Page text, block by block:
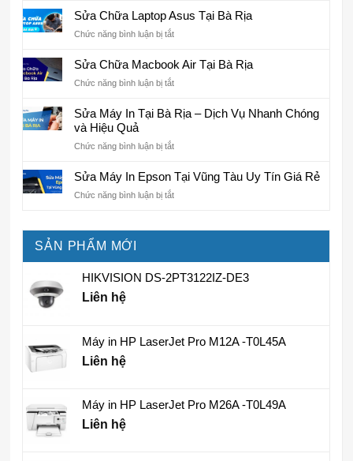
Công
Thương
Công
hộ
doanh
uy
lấy
liền?
Cao
Suất
Dịch
HP
Bà
Sửa Chữa Laptop Asus Tại Bà Rịa
Chức năng bình luận bị tắtở
Chữa
Asus
Bà
Sửa Chữa Macbook Air Tại Bà Rịa
Chức năng bình luận bị tắtở
Chữa
Macbook
Tại
Rịa
Sửa Máy In Tại Bà Rịa – Dịch Vụ Nhanh Chóng
và Hiệu Quả
Chức năng bình luận bị tắtở
Máy
Tại
Nhanh
Sửa Máy In Epson Tại Vũng Tàu Uy Tín Giá Rẻ
Chức năng bình luận bị tắtở
Tại
Vũng
Rẻ
SẢN PHẨM MỚI
HIKVISION DS-2PT3122IZ-DE3
Liên hệ
Máy in HP LaserJet Pro M12A -T0L45A
Liên hệ
Máy in HP LaserJet Pro M26A -T0L49A
Liên hệ